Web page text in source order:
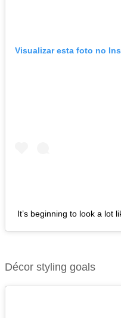
Visualizar esta foto no
It’s beginning to look a lot
Décor styling goals